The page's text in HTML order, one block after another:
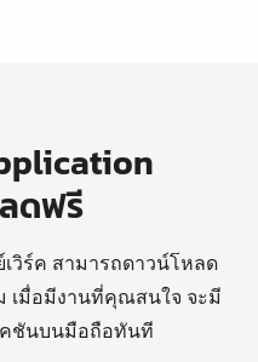
ดฟรี
วิร์ค สามารถดาวน์โหลด
เมื่อมีงานที่คุณสนใจ จะมี
คชันบนมือถือทันที